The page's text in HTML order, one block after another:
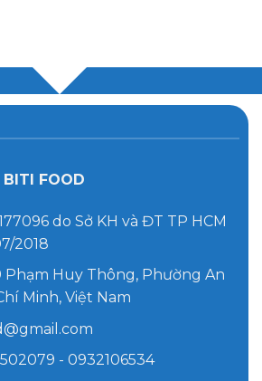
BITI FOOD
do Sở KH và ĐT TP HCM
2018
Phạm Huy Thông, Phường An
Minh, Việt Nam
- 0932106534